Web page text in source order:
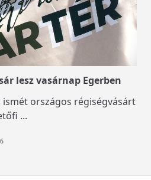
lesz vasárnap Egerben
ismét országos régiségvásárt
...